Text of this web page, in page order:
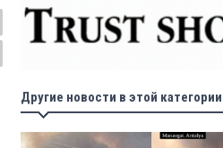
Другие новости в этой категории